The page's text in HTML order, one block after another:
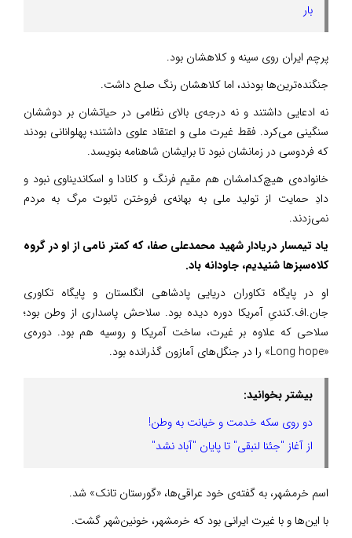
بار
پرچم ایران روی سینه و کلاهشان بود.
جنگنده‌ترین‌ها بودند، اما کلاهشان رنگ صلح داشت.
نه ادعایی داشتند و نه درجه‌ی بالای نظامی در حیاتشان بر دوششان
سنگینی می‌کرد. فقط غیرت ملی و اعتقاد علوی داشتند؛ پهلوانانی بودند
که فردوسی در زمانشان نبود تا برایشان شاهنامه بنویسد.
خانواده‌ی هیچ‌کدامشان هم مقیم فرنگ و کانادا و اسکاندیناوی نبود و
دادِ حمایت از تولید ملی به بهانه‌ی فروختن تابوت مرگ به مردم
نمی‌زدند.
یاد تیمسار دریادار شهید محمدعلی صفا، که کمتر نامی از او در گروه
کلاه‌سبزها شنیدیم، جاودانه باد.
او در پایگاه تکاوران دریایی پادشاهی انگلستان و پایگاه تکاوری
جان.اف.کندیِ آمریکا دوره دیده بود. سلاحش پاسداری از وطن بود؛
سلاحی که علاوه بر غیرت، ساخت آمریکا و روسیه هم بود. دوره‌ی
«Long hope» را در جنگل‌های آمازون گذرانده بود.
بیشتر بخوانید:
دو روی سکه خدمت و خیانت به وطن!
از آغاز "جئنا لنبقی" تا پایان "آباد نشد"
اسم خرمشهر، به گفته‌ی خود عراقی‌ها، «گورستان تانک» شد.
با این‌ها و با غیرت ایرانی بود که خرمشهر، خونین‌شهر گشت.